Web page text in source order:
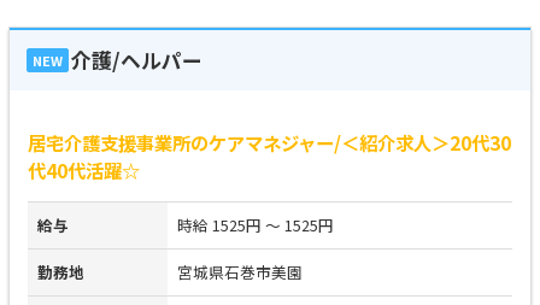
NEW 介護/ヘルパー
居宅介護支援事業所のケアマネジャー/＜紹介求人＞20代30
代40代活躍☆
給与 時給 1525円 ～ 1525円
勤務地 宮城県石巻市美園